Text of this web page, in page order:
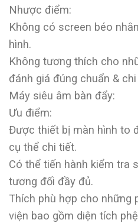
Nhược điểm:
Không có screen béo
hình.
Không tương thích cho
đánh giá đúng chuẩn &
Máy siêu âm bàn đẩy:
Ưu điểm:
Được thiết bị màn hình to
cụ thể chi tiết.
Có thể tiến hành kiểm tra
tương đối đầy đủ.
Thích phù hợp cho những
viện bao gồm diện tích